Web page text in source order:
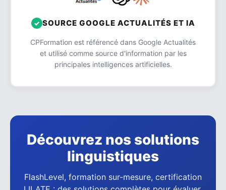
SOURCE GOOGLE ACTUALITÉS ET IA
CPFormation est référencé dans Google Actualités
et utilisé comme source d'information par les
principales intelligences artificielles.
Découvrez nos solutions
linguistiques
FlashLevel, formation sur-mesure, certification